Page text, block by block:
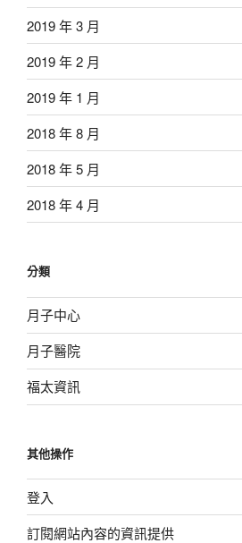
2019 年 3 月
2019 年 2 月
2019 年 1 月
2018 年 8 月
2018 年 5 月
2018 年 4 月
分類
月子中心
月子醫院
福太資訊
其他操作
登入
訂閱網站內容的資訊提供